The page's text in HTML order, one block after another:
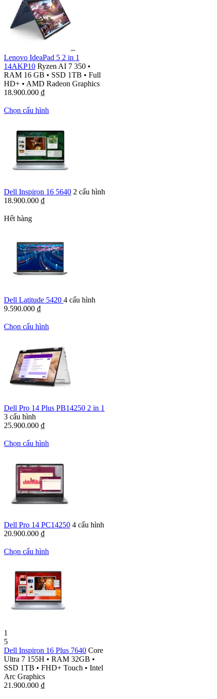
Lenovo IdeaPad 5 2 in 1
14AKP10 Ryzen AI 7 350 •
RAM 16 GB • SSD 1TB • Full
HD+ • AMD Radeon Graphics
18.900.000 ₫
Chọn cấu hình
Dell Inspiron 16 5640 2 cấu hình
18.900.000 ₫
Hết hàng
Dell Latitude 5420 4 cấu hình
9.590.000 ₫
Chọn cấu hình
Dell Pro 14 Plus PB14250 2 in 1
3 cấu hình
25.900.000 ₫
Chọn cấu hình
Dell Pro 14 PC14250 4 cấu hình
20.900.000 ₫
Chọn cấu hình
1
5
Dell Inspiron 16 Plus 7640 Core
Ultra 7 155H • RAM 32GB •
SSD 1TB • FHD+ Touch • Intel
Arc Graphics
21.900.000 ₫